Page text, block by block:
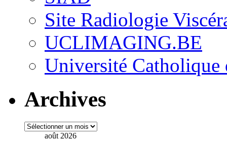
Site Radiologie
UCLIMAGING.BE
Université Catholique
Archives
Archives
août 2026